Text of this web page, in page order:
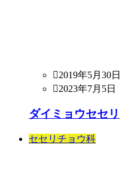
2019年5月30日
2023年7月5日
ダイミョウセセリ
セセリチョウ科